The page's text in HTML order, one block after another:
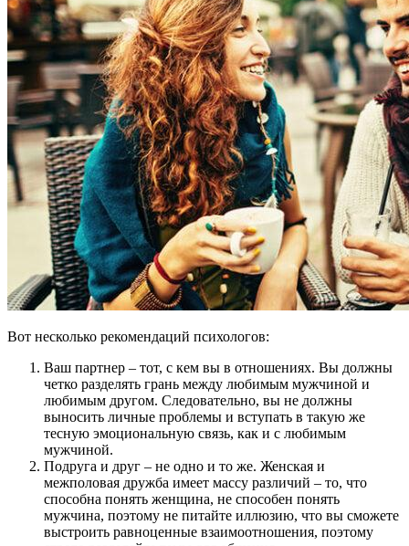
Вот несколько рекомендаций психологов:
Ваш партнер – тот, с кем вы в отношениях. Вы должны
четко разделять грань между любимым мужчиной и
любимым другом. Следовательно, вы не должны
выносить личные проблемы и вступать в такую же
тесную эмоциональную связь, как и с любимым
мужчиной.
Подруга и друг – не одно и то же. Женская и
межполовая дружба имеет массу различий – то, что
способна понять женщина, не способен понять
мужчина, поэтому не питайте иллюзию, что вы сможете
выстроить равноценные взаимоотношения, поэтому